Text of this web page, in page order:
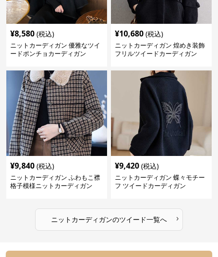
¥8,580 (税込)
ニットカーディガン 優雅なツイ
ードポンチョカーディガン
¥10,680 (税込)
ニットカーディガン 煌めき装飾
フリルツイードカーディガン
¥9,840 (税込)
ニットカーディガン ふわもこ襟
格子模様ニットカーディガン
¥9,420 (税込)
ニットカーディガン 蝶々モチー
フ ツイードカーディガン
ニットカーディガンのツイード一覧へ ›